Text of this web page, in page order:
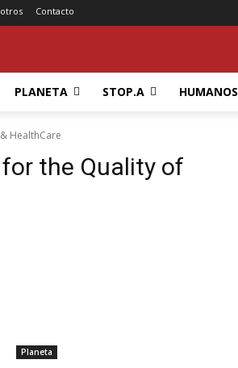
Contacto
PLANETA STOP.A HUMANOS
HealthCare
the Quality of
Planeta